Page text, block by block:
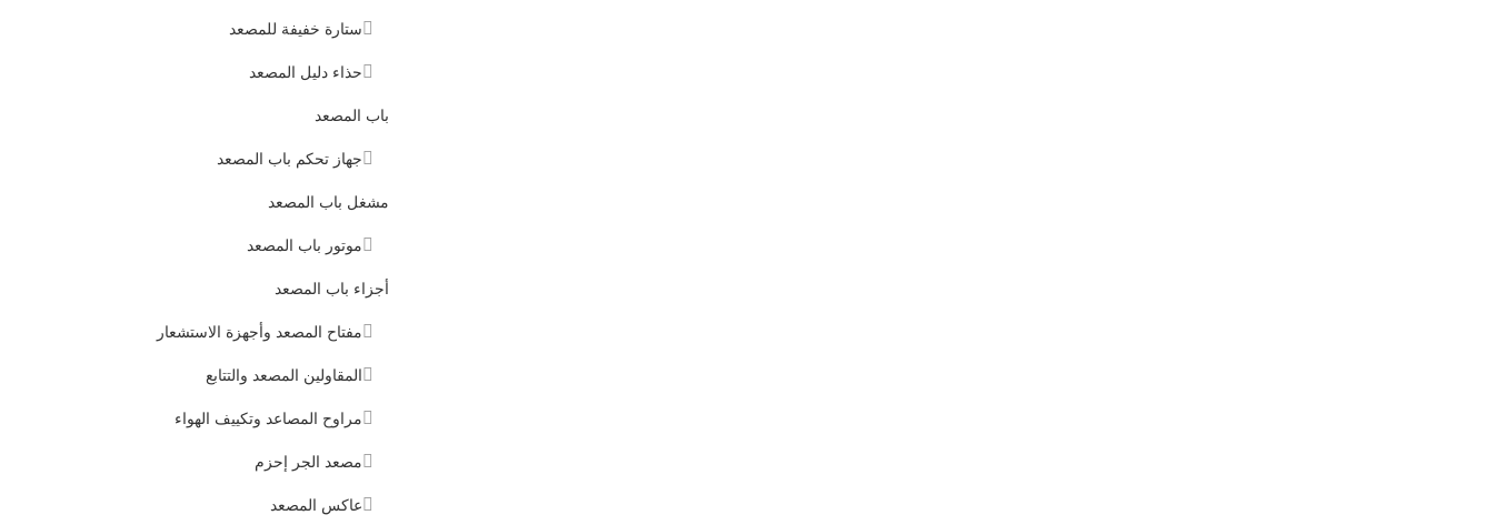
ستارة خفيفة للمصعد
حذاء دليل المصعد
باب المصعد
جهاز تحكم باب المصعد
مشغل باب المصعد
موتور باب المصعد
أجزاء باب المصعد
مفتاح المصعد وأجهزة الاستشعار
المقاولين المصعد والتتابع
مراوح المصاعد وتكييف الهواء
مصعد الجر إحزم
عاكس المصعد